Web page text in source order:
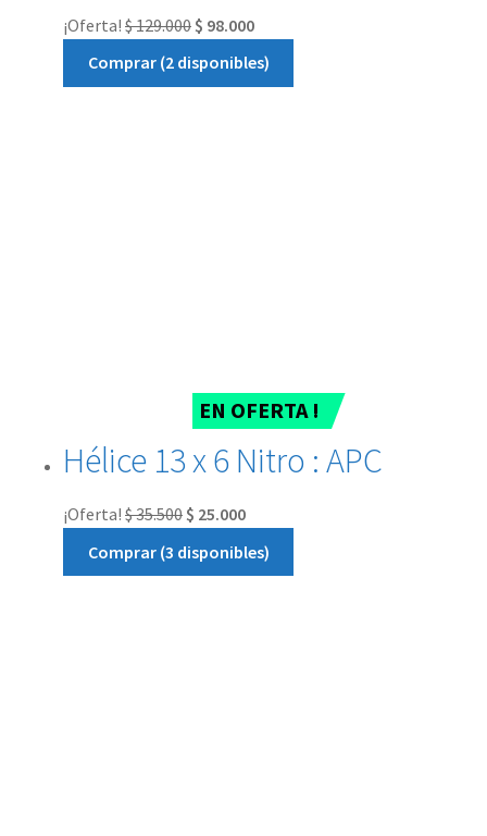
¡Oferta! $129.000 $ 98.000
Comprar (2 disponibles)
EN OFERTA !
Hélice 13 x 6 Nitro : APC
¡Oferta! $35.500 $ 25.000
Comprar (3 disponibles)